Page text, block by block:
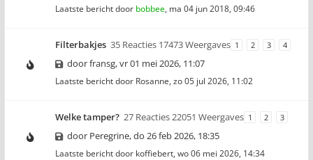
Laatste bericht door bobbee, ma 04 jun 2018, 09:46
Filterbakjes 35 Reacties 17473 Weergaves 1 2 3 4
doorfransg,vr 01 mei 2026, 11:07
Laatste bericht door Rosanne, zo 05 jul 2026, 11:02
Welke tamper? 27 Reacties 22051 Weergaves 1 2 3
door Peregrine,do 26 feb 2026, 18:35
Laatste bericht door koffiebert, wo 06 mei 2026, 14:34